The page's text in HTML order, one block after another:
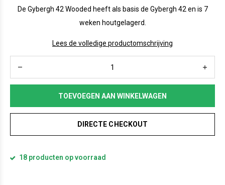
De Gybergh 42 Wooded heeft als basis de Gybergh 42 en is 7
weken houtgelagerd.
Lees de volledige productomschrijving
TOEVOEGEN AAN WINKELWAGEN
DIRECTE CHECKOUT
18 producten op voorraad